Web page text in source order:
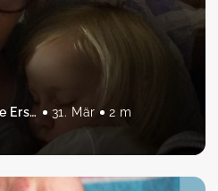
von Lütt & Safe Erste Hilfe am Baby und Kind 31. Mär 2 m